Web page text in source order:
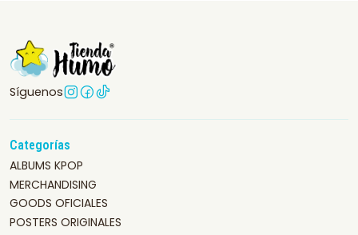
Síguenos
Categorías
ALBUMS KPOP
MERCHANDISING
GOODS OFICIALES
POSTERS ORIGINALES